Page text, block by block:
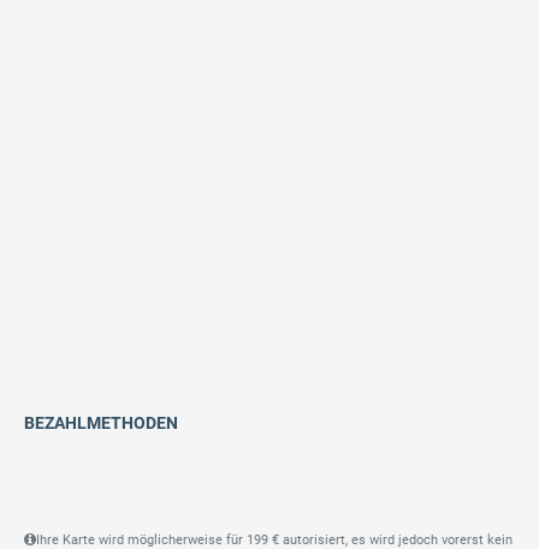
Ihre Karte wird möglicherweise für 199 € autorisiert, es wird jedoch vorerst kein
BEZAHLMETHODEN